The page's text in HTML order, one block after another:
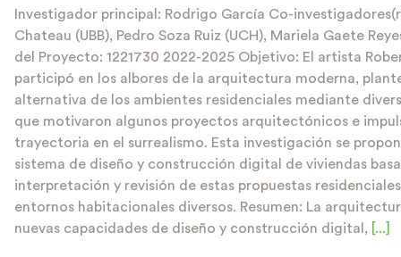
Investigador principal: Rodrigo García Co-
Chateau (UBB), Pedro Soza Ruiz (UCH), Mariela Gaete
del Proyecto: 1221730 2022-2025 Objetivo: El artista
participó en los albores de la arquitectura moderna,
alternativa de los ambientes residenciales mediante
que motivaron algunos proyectos arquitectónicos e
trayectoria en el surrealismo. Esta investigación se
sistema de diseño y construcción digital de viviendas
interpretación y revisión de estas propuestas
entornos habitacionales diversos. Resumen: La
nuevas capacidades de diseño y construcción digital, [...]